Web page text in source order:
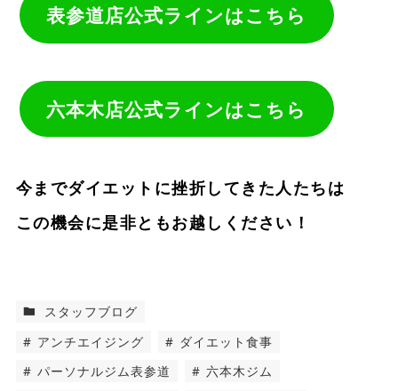
表参道店公式ラインはこちら
六本木店公式ラインはこちら
今までダイエットに挫折してきた人たちは
この機会に是非ともお越しください！
スタッフブログ
アンチエイジング
ダイエット食事
パーソナルジム表参道
六本木ジム